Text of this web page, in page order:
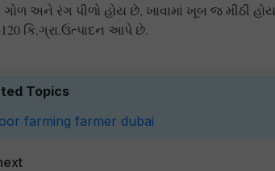
ગોળ અને રંગ પીળો હોય છે, ખાવામાં ખૂબ જ મીઠી
120 કિ.ગ્રા.ઉત્પાદન આપે છે.
Topics
farming farmer dubai